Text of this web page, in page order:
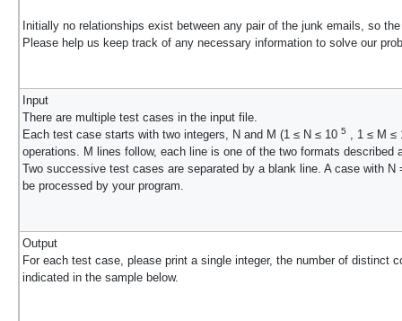
Initially no relationships exist between any pair of the junk emails, so
Please help us keep track of any necessary information to solve our
Input
There are multiple test cases in the input file.
Each test case starts with two integers, N and M (1 ≤ N ≤ 10 5 , 1 ≤ M ≤
operations. M lines follow, each line is one of the two formats described
Two successive test cases are separated by a blank line. A case with
be processed by your program.
Output
For each test case, please print a single integer, the number of distinct
indicated in the sample below.